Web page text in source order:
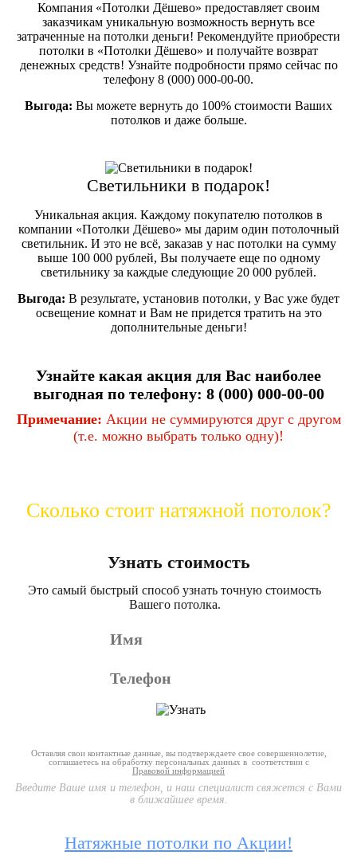
Компания «Потолки Дёшево» предоставляет своим
заказчикам уникальную возможность вернуть все
затраченные на потолки деньги! Рекомендуйте приобрести
потолки в «Потолки Дёшево» и получайте возврат
денежных средств! Узнайте подробности прямо сейчас по
телефону 8 (000) 000-00-00.
Выгода: Вы можете вернуть до 100% стоимости Ваших
потолков и даже больше.
Светильники в подарок!
Уникальная акция. Каждому покупателю потолков в
компании «Потолки Дёшево» мы дарим один потолочный
светильник. И это не всё, заказав у нас потолки на сумму
выше 100 000 рублей, Вы получаете еще по одному
светильнику за каждые следующие 20 000 рублей.
Выгода: В результате, установив потолки, у Вас уже будет
освещение комнат и Вам не придется тратить на это
дополнительные деньги!
Узнайте какая акция для Вас наиболее
выгодная по телефону: 8 (000) 000-00-00
Примечание: Акции не суммируются друг с другом
(т.е. можно выбрать только одну)!
Сколько стоит натяжной потолок?
Узнать стоимость
Это самый быстрый способ узнать точную стоимость
Вашего потолка.
Оставляя свои контактные данные, вы подтверждаете свое совершеннолетие,
соглашаетесь на обработку персональных данных в соответствии с
Правовой информацией
Введите Ваше имя и телефон, и наш специалист свяжется с Вами
в ближайшее время.
Натяжные потолки по Акции!